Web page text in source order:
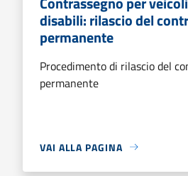
disabili: rilascio del
permanente
Procedimento di rilascio del
permanente
VAI ALLA PAGINA